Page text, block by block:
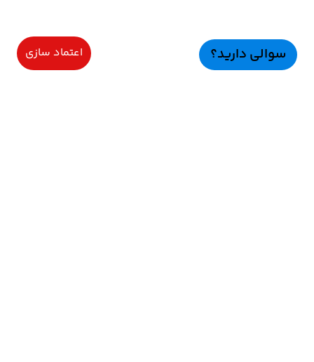
سوالی دارید؟ اعتماد سازی